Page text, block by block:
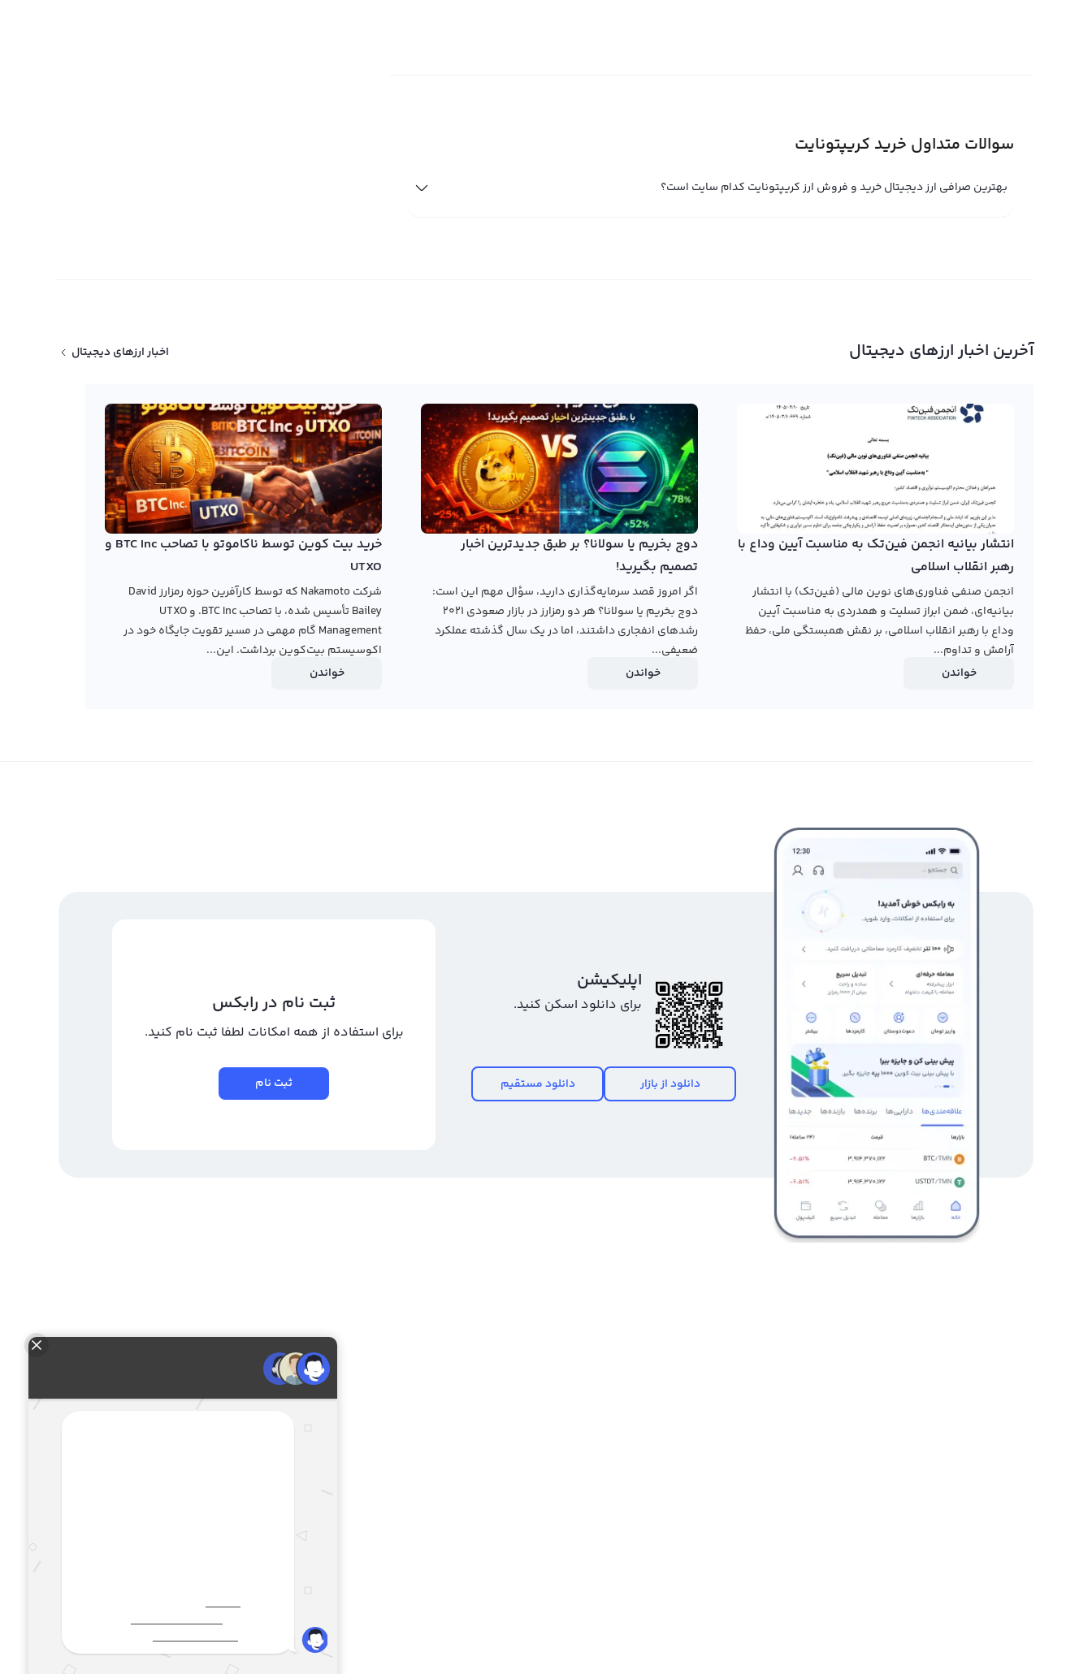
سوالات متداول خرید کریپتونایت
بهترین صرافی ارز دیجیتال خرید و فروش ارز کریپتونایت کدام سایت است؟
آخرین اخبار ارزهای دیجیتال اخبار ارزهای دیجیتال
انتشار بیانیه انجمن فین‌تک به مناسبت آیین وداع با
رهبر انقلاب اسلامی
انجمن صنفی فناوری‌های نوین مالی (فین‌تک) با انتشار
بیانیه‌ای، ضمن ابراز تسلیت و همدردی به مناسبت آیین
وداع با رهبر انقلاب اسلامی، بر نقش همبستگی ملی، حفظ
آرامش و تداوم...
خواندن
دوج بخریم یا سولانا؟ بر طبق جدیدترین اخبار
تصمیم بگیرید!
اگر امروز قصد سرمایه‌گذاری دارید، سؤال مهم این است:
دوج بخریم یا سولانا؟ هر دو رمزارز در بازار صعودی ۲۰۲۱
رشدهای انفجاری داشتند، اما در یک سال گذشته عملکرد
ضعیفی...
خواندن
خرید بیت کوین توسط ناکاموتو با تصاحب BTC Inc و
UTXO
شرکت Nakamoto که توسط کارآفرین حوزه رمزارز David
Bailey تأسیس شده، با تصاحب BTC Inc. و UTXO
Management گام مهمی در مسیر تقویت جایگاه خود در
اکوسیستم بیت‌کوین برداشت. این...
خواندن
اپلیکیشن
برای دانلود اسکن کنید.
دانلود از بازار دانلود مستقیم
ثبت نام در رابکس
برای استفاده از همه امکانات لطفا ثبت نام کنید.
ثبت نام